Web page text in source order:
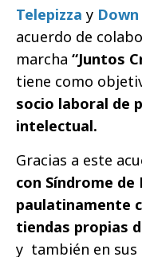
Telepizza y Down
acuerdo de
marcha “Juntos
tiene como
socio laboral de
intelectual.
Gracias a este
con Síndrome
paulatinamente
tiendas propias
y también en sus